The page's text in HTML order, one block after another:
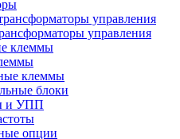
управления
управления
клеммы
клеммы
блоки
и УПП
опции